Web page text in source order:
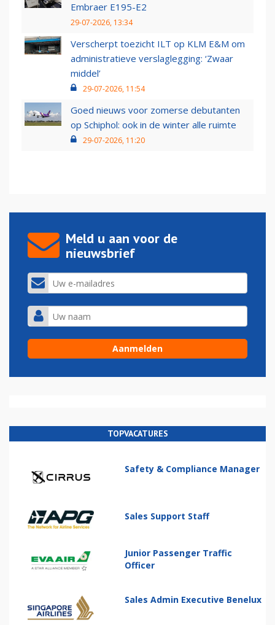
Embraer E195-E2
29-07-2026, 13:34
Verscherpt toezicht ILT op KLM E&M om
administratieve verslaglegging: ‘Zwaar
middel’
29-07-2026, 11:54
Goed nieuws voor zomerse debutanten
op Schiphol: ook in de winter alle ruimte
29-07-2026, 11:20
Meld u aan voor de
nieuwsbrief
TOPVACATURES
Safety & Compliance Manager
Sales Support Staff
Junior Passenger Traffic
Officer
Sales Admin Executive Benelux